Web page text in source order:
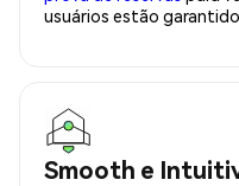
usuários estão
Smooth e